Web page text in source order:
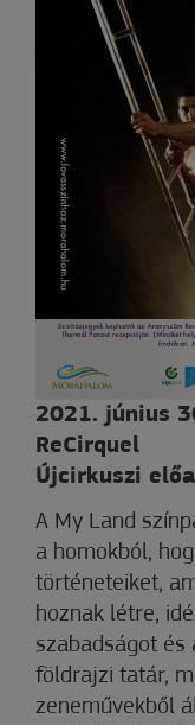
2021. június
ReCirquel
Újcirkuszi
A My Land
a homokból,
történeteiket,
hoznak létre,
szabadságot és
földrajzi tatár,
zeneművekből